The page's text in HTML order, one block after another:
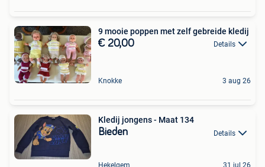
9 mooie poppen met zelf gebreide kledij
€ 20,00 Details
Knokke 3 aug 26
Kledij jongens - Maat 134
Bieden Details
Hekelgem 31 jul 26